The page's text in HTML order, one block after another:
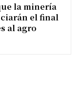
la minería
el final
al agro